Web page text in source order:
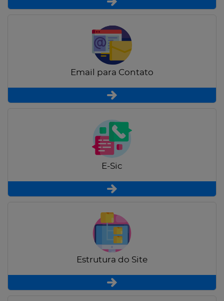
Email para Contato
E-Sic
Estrutura do Site